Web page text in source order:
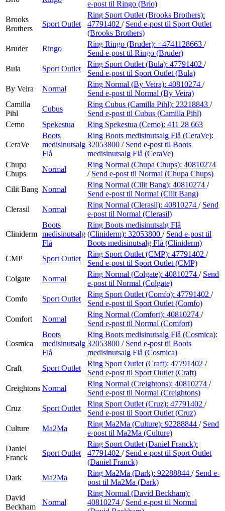
e-post til Ringo (Brio)
Brooks
Brothers
Sport Outlet
Ring Sport Outlet (Brooks Brothers):
47791402 / Send e-post til Sport Outlet
(Brooks Brothers)
Bruder
Ringo
Ring Ringo (Bruder): +4741128663 /
Send e-post til Ringo (Bruder)
Bula
Sport Outlet
Ring Sport Outlet (Bula): 47791402 /
Send e-post til Sport Outlet (Bula)
By Veira
Normal
Ring Normal (By Veira): 40810274 /
Send e-post til Normal (By Veira)
Camilla
Pihl
Cubus
Ring Cubus (Camilla Pihl): 23218843 /
Send e-post til Cubus (Camilla Pihl)
Cemo
Spekestua Ring Spekestua (Cemo): 411 28 663
CeraVe
Boots
medisinutsalg
Flå
Ring Boots medisinutsalg Flå (CeraVe):
32053800 / Send e-post til Boots
medisinutsalg Flå (CeraVe)
Chupa
Chups
Normal
Ring Normal (Chupa Chups): 40810274
/ Send e-post til Normal (Chupa Chups)
Cilit Bang Normal
Ring Normal (Cilit Bang): 40810274 /
Send e-post til Normal (Cilit Bang)
Clerasil
Normal
Ring Normal (Clerasil): 40810274 / Send
e-post til Normal (Clerasil)
Cliniderm
Boots
medisinutsalg
Flå
Ring Boots medisinutsalg Flå
(Cliniderm): 32053800 / Send e-post til
Boots medisinutsalg Flå (Cliniderm)
CMP
Sport Outlet
Ring Sport Outlet (CMP): 47791402 /
Send e-post til Sport Outlet (CMP)
Colgate
Normal
Ring Normal (Colgate): 40810274 / Send
e-post til Normal (Colgate)
Comfo
Sport Outlet
Ring Sport Outlet (Comfo): 47791402 /
Send e-post til Sport Outlet (Comfo)
Comfort
Normal
Ring Normal (Comfort): 40810274 /
Send e-post til Normal (Comfort)
Cosmica
Boots
medisinutsalg
Flå
Ring Boots medisinutsalg Flå (Cosmica):
32053800 / Send e-post til Boots
medisinutsalg Flå (Cosmica)
Craft
Sport Outlet
Ring Sport Outlet (Craft): 47791402 /
Send e-post til Sport Outlet (Craft)
Creightons Normal
Ring Normal (Creightons): 40810274 /
Send e-post til Normal (Creightons)
Cruz
Sport Outlet
Ring Sport Outlet (Cruz): 47791402 /
Send e-post til Sport Outlet (Cruz)
Culture
Ma2Ma
Ring Ma2Ma (Culture): 92288844 / Send
e-post til Ma2Ma (Culture)
Daniel
Franck
Sport Outlet
Ring Sport Outlet (Daniel Franck):
47791402 / Send e-post til Sport Outlet
(Daniel Franck)
Dark
Ma2Ma
Ring Ma2Ma (Dark): 92288844 / Send e-
post til Ma2Ma (Dark)
David
Beckham
Normal
Ring Normal (David Beckham):
40810274 / Send e-post til Normal